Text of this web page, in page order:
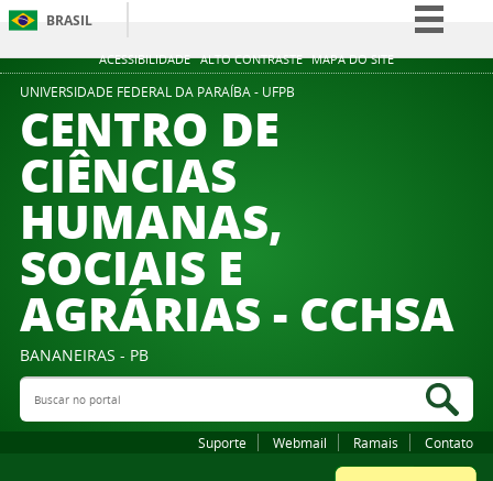
ACESSIBILIDADE ALTO CONTRASTE MAPA DO SITE
BRASIL
Simplifique!
UNIVERSIDADE FEDERAL DA PARAÍBA - UFPB
CENTRO DE
CIÊNCIAS
HUMANAS,
SOCIAIS E
AGRÁRIAS - CCHSA
BANANEIRAS - PB
Buscar no portal
Suporte Webmail Ramais Contato